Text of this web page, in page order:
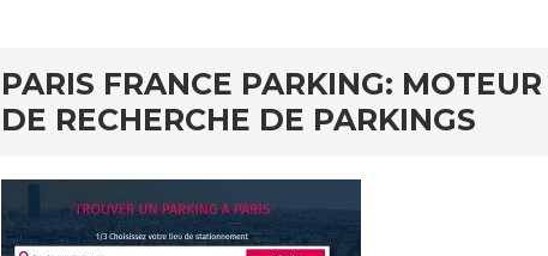
PARIS FRANCE PARKING: MOTEUR
DE RECHERCHE DE PARKINGS